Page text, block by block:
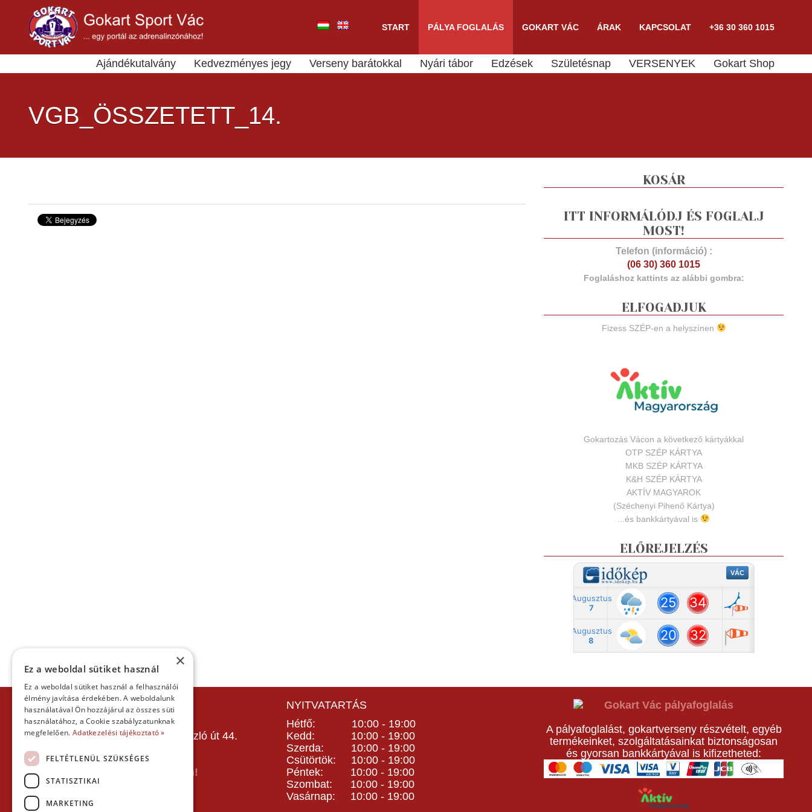
START PÁLYA FOGLALÁS GOKART VÁC ÁRAK KAPCSOLAT +36 30 360 1015
Ajándékutalvány Kedvezményes jegy Verseny barátokkal Nyári tábor Edzések Születésnap VERSENYEK Gokart Shop
VGB_ÖSSZETETT_14.
KOSÁR
ITT INFORMÁLÓDJ ÉS FOGLALJ
MOST!
Telefon (információ) :
(06 30) 360 1015
Foglaláshoz kattints az alábbi gombra:
ELFOGADJUK
Fizess SZÉP-en a helyszínen
Gokartozás Vácon a következő kártyákkal
OTP SZÉP KÁRTYA
MKB SZÉP KÁRTYA
K&H SZÉP KÁRTYA
AKTÍV MAGYAROK
(Széchenyi Pihenő Kártya)
...és bankkártyával is
ELŐREJELZÉS
KAPCSOLAT
Gokart Sport Vác
Gokartpálya: 2600 Vác, Szent László út 44.
Telefon:
E-mail: info(kukac)gokartvac.hu
Írj nekem itt a kapcsolat űrlapon!
Térkép:
NYITVATARTÁS
Hétfő: 10:00 - 19:00
Kedd: 10:00 - 19:00
Szerda: 10:00 - 19:00
Csütörtök: 10:00 - 19:00
Péntek: 10:00 - 19:00
Szombat: 10:00 - 19:00
Vasárnap: 10:00 - 19:00
A pályafoglalást, gokartverseny részvételt, egyéb
termékeinket, szolgáltatásainkat biztonságosan
és gyorsan bankkártyával is kifizetheted:
×
Ez a weboldal sütiket használ
Ez a weboldal sütiket használ a felhasználói
élmény javítása érdekében. A weboldalunk
használatával Ön hozzájárul az összes süti
használatához, a Cookie szabályzatunknak
megfelelően. Adatkezelési tájékoztató »
FELTÉTLENÜL SZÜKSÉGES
STATISZTIKAI
MARKETING